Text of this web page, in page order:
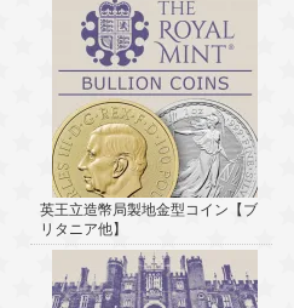
英王立造幣局製地金型コイン【ブ
リタニア他】